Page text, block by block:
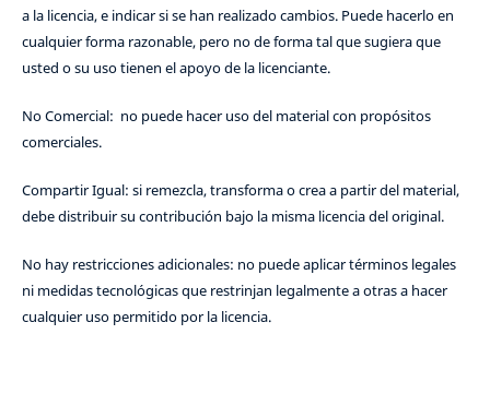
a la licencia, e indicar si se han realizado cambios. Puede hacerlo en
cualquier forma razonable, pero no de forma tal que sugiera que
usted o su uso tienen el apoyo de la licenciante.
No Comercial: no puede hacer uso del material con propósitos
comerciales.
Compartir Igual: si remezcla, transforma o crea a partir del material,
debe distribuir su contribución bajo la misma licencia del original.
No hay restricciones adicionales: no puede aplicar términos legales
ni medidas tecnológicas que restrinjan legalmente a otras a hacer
cualquier uso permitido por la licencia.